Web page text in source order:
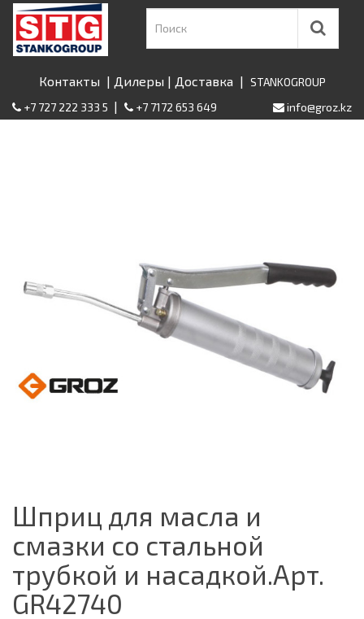
Контакты | Дилеры | Доставка | STANKOGROUP
+7 727 222 333 5 | +7 7172 653 649 info@groz.kz
Шприц для масла и
смазки со стальной
трубкой и насадкой.Арт.
GR42740